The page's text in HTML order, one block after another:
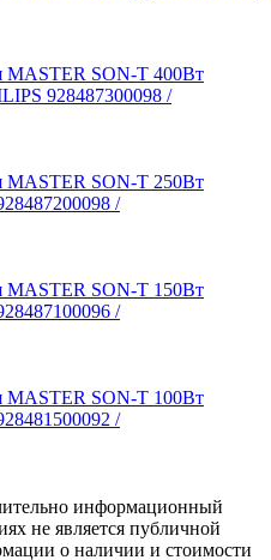
MASTER SON-T 400Вт
928487300098 /
MASTER SON-T 250Вт
/
MASTER SON-T 150Вт
/
MASTER SON-T 100Вт
/
информационный
не является публичной
о наличии и стоимости